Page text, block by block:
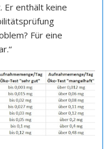
Er enthält keine
Für eine